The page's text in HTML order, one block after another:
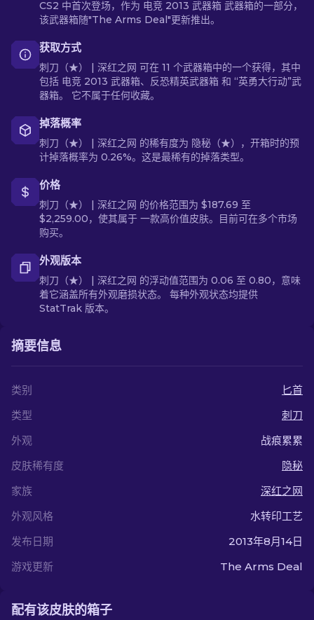
CS2 中首次登场，作为 电竞 2013 武器箱 武器箱的一部分，
该武器箱随"The Arms Deal"更新推出。
获取方式
刺刀（★） | 深红之网 可在 11 个武器箱中的一个获得，其中
包括 电竞 2013 武器箱、反恐精英武器箱 和 “英勇大行动”武
器箱。 它不属于任何收藏。
掉落概率
刺刀（★） | 深红之网 的稀有度为 隐秘（★），开箱时的预
计掉落概率为 0.26%。这是最稀有的掉落类型。
价格
刺刀（★） | 深红之网 的价格范围为 $187.69 至
$2,259.00，使其属于 一款高价值皮肤。目前可在多个市场
购买。
外观版本
刺刀（★） | 深红之网 的浮动值范围为 0.06 至 0.80，意味
着它涵盖所有外观磨损状态。 每种外观状态均提供
StatTrak 版本。
摘要信息
类别
匕首
类型
刺刀
外观
战痕累累
皮肤稀有度
隐秘
家族
深红之网
外观风格
水转印工艺
发布日期
2013年8月14日
游戏更新
The Arms Deal
配有该皮肤的箱子